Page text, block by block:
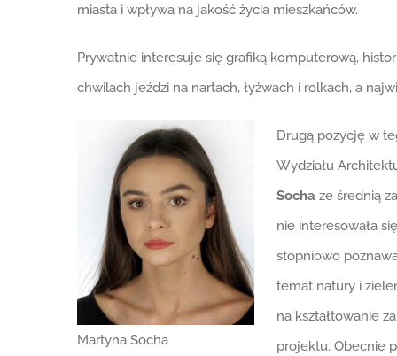
miasta i wpływa na jakość życia mieszkańców.
Prywatnie interesuje się grafiką komputerową,
chwilach jeździ na nartach, łyżwach i rolkach, a
Martyna Socha
Drugą pozycję w
Wydziału
Socha ze średnią
nie interesowała
stopniowo
temat natury i
na kształtowanie
projektu. Obecnie